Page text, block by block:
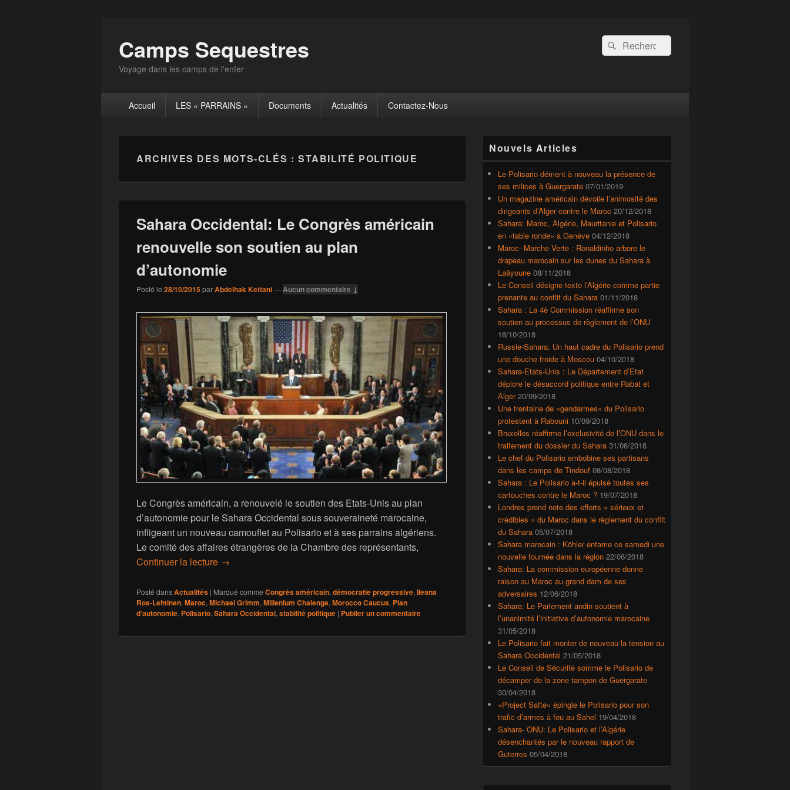
Camps Sequestres
Voyage dans les camps de l'enfer
Recherche :
Rechercher
principalAccueil LES « PARRAINS » Documents Actualités Contactez-Nous
ARCHIVES DES MOTS-CLÉS :STABILITÉ POLITIQUE
Sahara Occidental: Le Congrès américain
renouvelle son soutien au plan
d’autonomie
Posté le 28/10/2015parAbdelhak Kettani—Aucun commentaire ↓
Le Congrès américain, a renouvelé le soutien des Etats-Unis au plan
d’autonomie pour le Sahara Occidental sous souveraineté marocaine,
infligeant un nouveau camouflet au Polisario et à ses parrains algériens.
Le comité des affaires étrangères de la Chambre des représentants,
Continuer la lecture Sahara Occidental: Le Congrès américain renouvelle son soutien au plan d’autonomie
→
Posté dansActualités | Marqué comme Congrès américain,démocratie progressive,Ileana
Ros-Lehtinen,Maroc,Michael Grimm,Millenium Chalenge,Morocco Caucus, Plan
d’autonomie, Polisario,Sahara Occidental,stabilité politique | Publier un commentaire
principale
de
widget
barre
latérale
Nouvels Articles
Le Polisario dément à nouveau la présence de
ses milices à Guergarate 07/01/2019
Un magazine américain dévoile l’animosité des
dirigeants d’Alger contre le Maroc 20/12/2018
Sahara: Maroc, Algérie, Mauritanie et Polisario
en «table ronde» à Genève 04/12/2018
Maroc- Marche Verte : Ronaldinho arbore le
drapeau marocain sur les dunes du Sahara à
Laâyoune 08/11/2018
Le Conseil désigne texto l’Algérie comme partie
prenante au conflit du Sahara 01/11/2018
Sahara : La 4è Commission réaffirme son
soutien au processus de règlement de l’ONU
18/10/2018
Russie-Sahara: Un haut cadre du Polisario prend
une douche froide à Moscou 04/10/2018
Sahara-Etats-Unis : Le Département d’Etat
déplore le désaccord politique entre Rabat et
Alger 20/09/2018
Une trentaine de «gendarmes» du Polisario
protestent à Rabouni 10/09/2018
Bruxelles réaffirme l’exclusivité de l’ONU dans le
traitement du dossier du Sahara 31/08/2018
Le chef du Polisario embobine ses partisans
dans les camps de Tindouf 08/08/2018
Sahara : Le Polisario a-t-il épuisé toutes ses
cartouches contre le Maroc ? 19/07/2018
Londres prend note des efforts « sérieux et
crédibles » du Maroc dans le règlement du conflit
du Sahara 05/07/2018
Sahara marocain : Köhler entame ce samedi une
nouvelle tournée dans la région 22/06/2018
Sahara: La commission européenne donne
raison au Maroc au grand dam de ses
adversaires 12/06/2018
Sahara: Le Parlement andin soutient à
l’unanimité l’initiative d’autonomie marocaine
31/05/2018
Le Polisario fait monter de nouveau la tension au
Sahara Occidental 21/05/2018
Le Conseil de Sécurité somme le Polisario de
décamper de la zone tampon de Guergarate
30/04/2018
«Project Safte» épingle le Polisario pour son
trafic d’armes à feu au Sahel 19/04/2018
Sahara- ONU: Le Polisario et l’Algérie
désenchantés par le nouveau rapport de
Guterres 05/04/2018